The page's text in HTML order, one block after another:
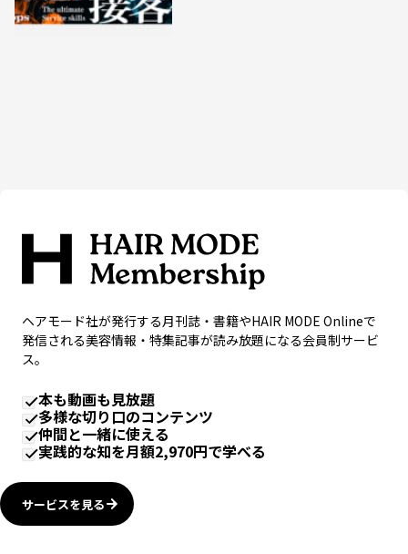
ヘアモード社が発行する月刊誌・書籍やHAIR MODE Onlineで
発信される美容情報・特集記事が読み放題になる会員制サービ
ス。
本も動画も見放題
多様な切り口のコンテンツ
仲間と一緒に使える
実践的な知を月額2,970円で学べる
サービスを見る